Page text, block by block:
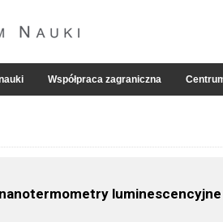
Współpraca zagraniczna